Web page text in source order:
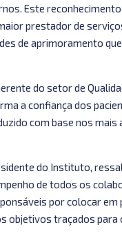
Este
prestador de
de aprimoramento
do setor de
a confiança dos
com base nos
do Instituto,
de todos os
por colocar
objetivos traçados